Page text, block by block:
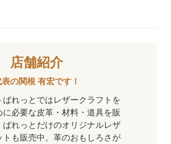
店舗紹介
の関根 有宏です！
ぱれっとではレザークラフトを
に必要な皮革・材料・道具を販
ぱれっとだけのオリジナルレザ
トも販売中。革のおもしろさが